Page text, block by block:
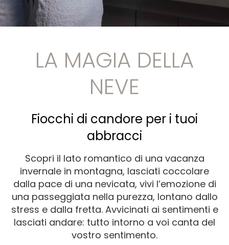
LA MAGIA DELLA
NEVE
Fiocchi di candore per i tuoi
abbracci
Scopri il lato romantico di una vacanza
invernale in montagna, lasciati coccolare
dalla pace di una nevicata, vivi l’emozione di
una passeggiata nella purezza, lontano dallo
stress e dalla fretta. Avvicinati ai sentimenti e
lasciati andare: tutto intorno a voi canta del
vostro sentimento.